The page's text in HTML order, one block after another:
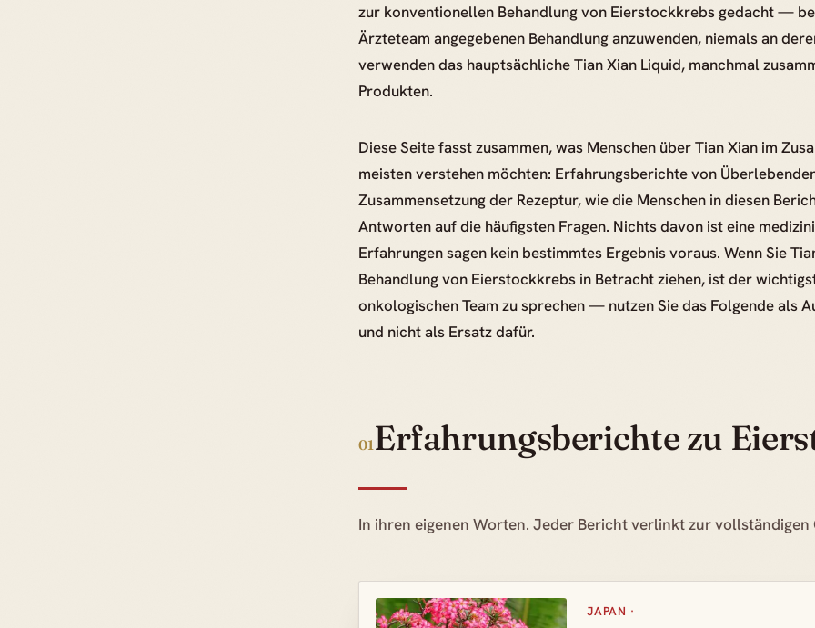
zur konventionellen Behandlung von Eierstockkrebs gedacht —
Ärzteteam angegebenen Behandlung anzuwenden, niemals an
verwenden das hauptsächliche Tian Xian Liquid, manchmal
Produkten.
Diese Seite fasst zusammen, was Menschen über Tian Xian im
meisten verstehen möchten: Erfahrungsberichte von
Zusammensetzung der Rezeptur, wie die Menschen in diesen
Antworten auf die häufigsten Fragen. Nichts davon ist eine
Erfahrungen sagen kein bestimmtes Ergebnis voraus. Wenn Sie
Behandlung von Eierstockkrebs in Betracht ziehen, ist der
onkologischen Team zu sprechen — nutzen Sie das Folgende als
und nicht als Ersatz dafür.
01Erfahrungsberichte zu
In ihren eigenen Worten. Jeder Bericht verlinkt zur vollständigen
JAPAN ·